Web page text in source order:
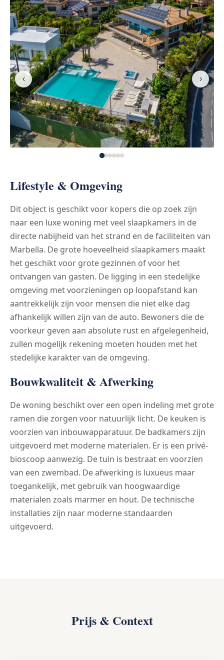
Lifestyle & Omgeving
Dit object is geschikt voor kopers die op zoek zijn
naar een luxe woning met veel slaapkamers in de
directe nabijheid van het strand en de faciliteiten van
Marbella. De grote hoeveelheid slaapkamers maakt
het geschikt voor grote gezinnen of voor het
ontvangen van gasten. De ligging in een stedelijke
omgeving met voorzieningen op loopafstand kan
aantrekkelijk zijn voor mensen die niet elke dag
afhankelijk willen zijn van de auto. Bewoners die de
voorkeur geven aan absolute rust en afgelegenheid,
zullen mogelijk rekening moeten houden met het
stedelijke karakter van de omgeving.
Bouwkwaliteit & Afwerking
De woning beschikt over een open indeling met grote
ramen die zorgen voor natuurlijk licht. De keuken is
voorzien van inbouwapparatuur. De badkamers zijn
uitgevoerd met moderne materialen. Er is een privé-
bioscoop aanwezig. De tuin is bestraat en voorzien
van een zwembad. De afwerking is luxueus maar
toegankelijk, met gebruik van hoogwaardige
materialen zoals marmer en hout. De technische
installaties zijn naar moderne standaarden
uitgevoerd.
‹ ›
Prijs & Context